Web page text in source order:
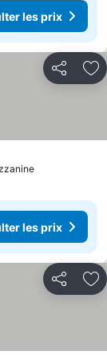
les prix
Partager
les prix
Partager